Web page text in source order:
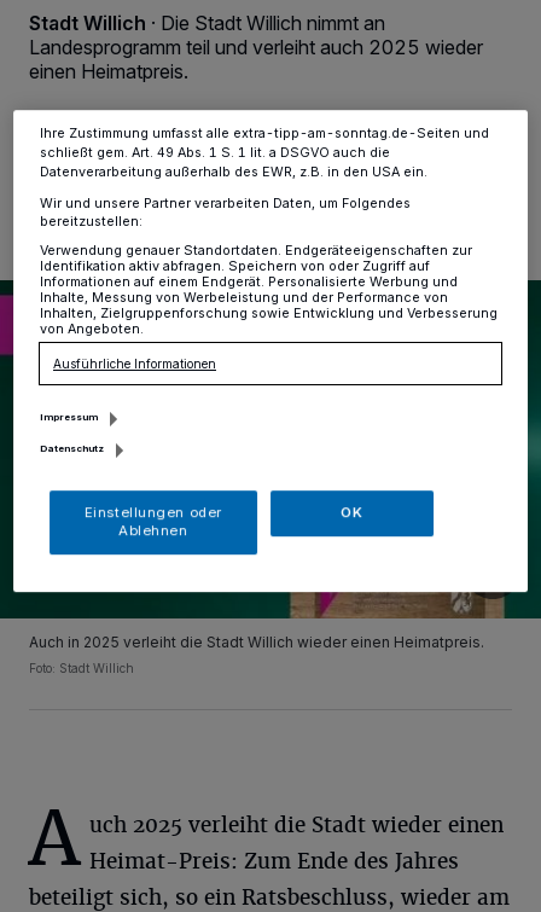
Stadt Willich · Die Stadt Willich nimmt an
Landesprogramm teil und verleiht auch 2025 wieder
einen Heimatpreis.
02.09.2025 , 11:56 Uhr Eine Minute Lesezeit
Auch in 2025 verleiht die Stadt Willich wieder einen Heimatpreis.
Foto: Stadt Willich
A uch 2025 verleiht die Stadt wieder einen
Heimat-Preis: Zum Ende des Jahres
beteiligt sich, so ein Ratsbeschluss, wieder am
dieses Menü jederzeit wieder aufrufen, um Ihre Einstellungen zu
ändern oder Ihre Einwilligung zu widerrufen, indem Sie auf den Link
Einstellungen oder Ablehnen am unteren Rand der Webseite klicken.
Ihre Einstellungen gelten innerhalb unseres Website. Weitere
Ihre Zustimmung umfasst alle extra-tipp-am-sonntag.de-Seiten und
schließt gem. Art. 49 Abs. 1 S. 1 lit. a DSGVO auch die
Datenverarbeitung außerhalb des EWR, z.B. in den USA ein.
Wir und unsere Partner verarbeiten Daten, um Folgendes
bereitzustellen:
Verwendung genauer Standortdaten. Endgeräteeigenschaften zur
Identifikation aktiv abfragen. Speichern von oder Zugriff auf
Informationen auf einem Endgerät. Personalisierte Werbung und
Inhalte, Messung von Werbeleistung und der Performance von
Inhalten, Zielgruppenforschung sowie Entwicklung und Verbesserung
von Angeboten.
Ausführliche Informationen
Impressum
Datenschutz
Einstellungen oder
Ablehnen
OK